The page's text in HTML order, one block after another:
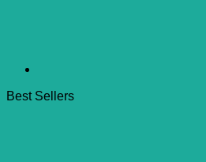
Best Sellers